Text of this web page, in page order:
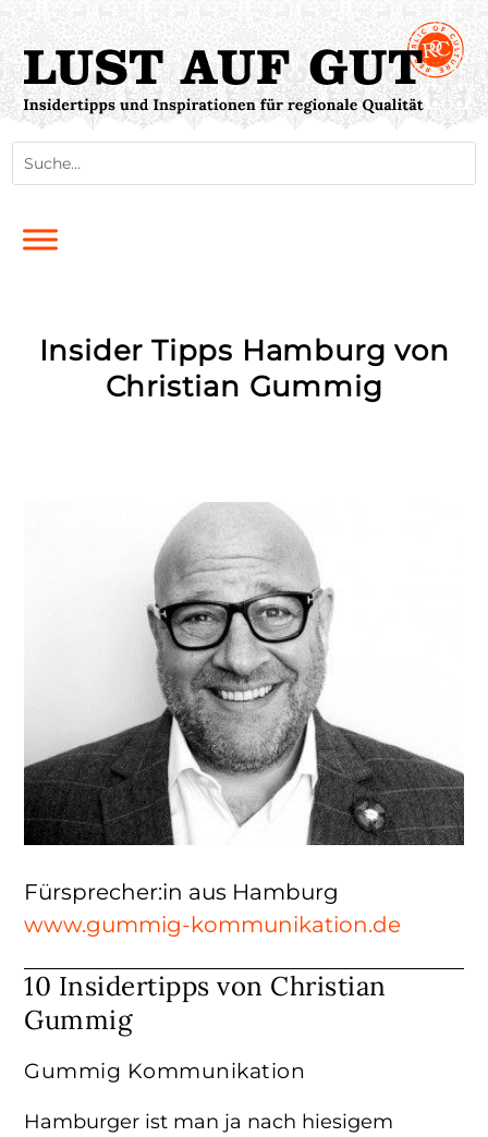
Insider Tipps Hamburg von
Christian Gummig
10 Insidertipps von Christian
Gummig
Gummig Kommunikation
Hamburger ist man ja nach hiesigem
Fürsprecher:in aus Hamburg
www.gummig-kommunikation.de